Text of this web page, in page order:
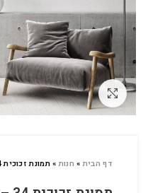
לחץ להגדלה
דף הבית» חנות»תמונת זכוכית COM – 34